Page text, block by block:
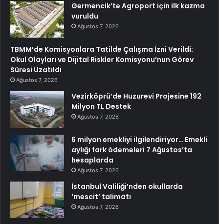
Germencik’te Agroport için ilk kazma
vuruldu
Ağustos 7, 2026
TBMM’de Komisyonlara Tatilde Çalışma İzni Verildi:
Okul Olayları ve Dijital Riskler Komisyonu’nun Görev
Süresi Uzatıldı
Ağustos 7, 2026
Vezirköprü’de Huzurevi Projesine 192
Milyon TL Destek
Ağustos 7, 2026
6 milyon emekliyi ilgilendiriyor… Emekli
aylığı fark ödemeleri 7 Ağustos’ta
hesaplarda
Ağustos 7, 2026
İstanbul Valiliği’nden okullarda
‘mescit’ talimatı
Ağustos 7, 2026